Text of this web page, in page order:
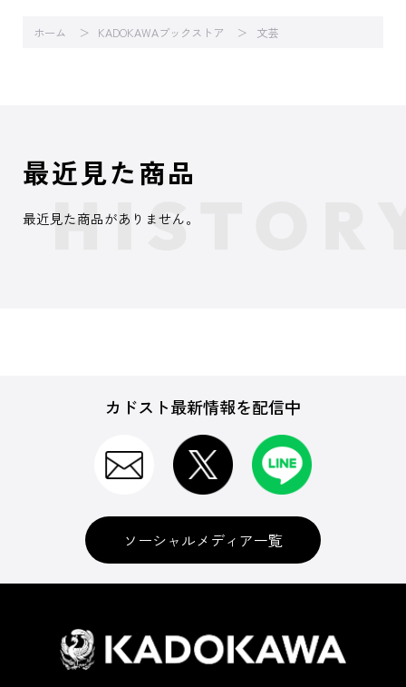
ホーム KADOKAWAブックストア 文芸
最近見た商品
最近見た商品がありません。
カドスト最新情報を配信中
ソーシャルメディア一覧